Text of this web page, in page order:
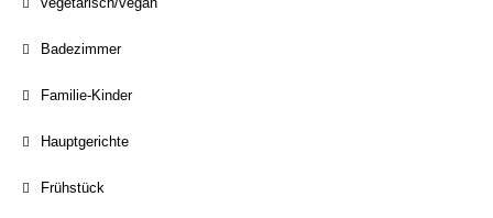
Badezimmer
Familie-Kinder
Hauptgerichte
Frühstück